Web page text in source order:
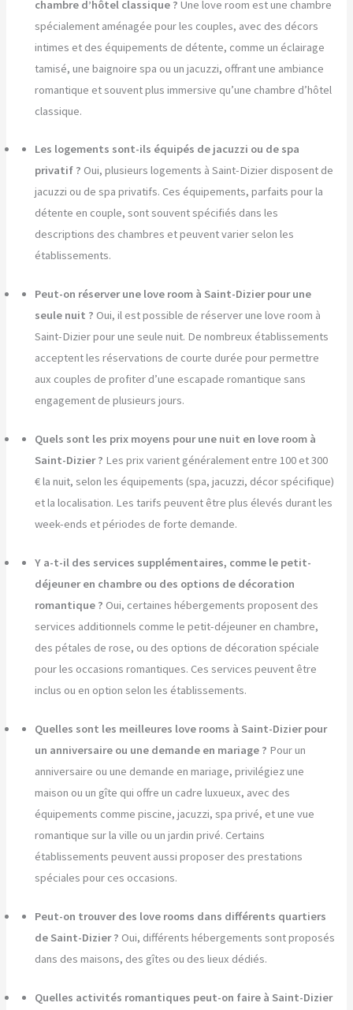
chambre d’hôtel classique ? Une love room est une chambre
spécialement aménagée pour les couples, avec des décors
intimes et des équipements de détente, comme un éclairage
tamisé, une baignoire spa ou un jacuzzi, offrant une ambiance
romantique et souvent plus immersive qu’une chambre d’hôtel
classique.
Les logements sont-ils équipés de jacuzzi ou de spa
privatif ? Oui, plusieurs logements à Saint-Dizier disposent de
jacuzzi ou de spa privatifs. Ces équipements, parfaits pour la
détente en couple, sont souvent spécifiés dans les
descriptions des chambres et peuvent varier selon les
établissements.
Peut-on réserver une love room à Saint-Dizier pour une
seule nuit ? Oui, il est possible de réserver une love room à
Saint-Dizier pour une seule nuit. De nombreux établissements
acceptent les réservations de courte durée pour permettre
aux couples de profiter d’une escapade romantique sans
engagement de plusieurs jours.
Quels sont les prix moyens pour une nuit en love room à
Saint-Dizier ? Les prix varient généralement entre 100 et 300
€ la nuit, selon les équipements (spa, jacuzzi, décor spécifique)
et la localisation. Les tarifs peuvent être plus élevés durant les
week-ends et périodes de forte demande.
Y a-t-il des services supplémentaires, comme le petit-
déjeuner en chambre ou des options de décoration
romantique ? Oui, certaines hébergements proposent des
services additionnels comme le petit-déjeuner en chambre,
des pétales de rose, ou des options de décoration spéciale
pour les occasions romantiques. Ces services peuvent être
inclus ou en option selon les établissements.
Quelles sont les meilleures love rooms à Saint-Dizier pour
un anniversaire ou une demande en mariage ? Pour un
anniversaire ou une demande en mariage, privilégiez une
maison ou un gîte qui offre un cadre luxueux, avec des
équipements comme piscine, jacuzzi, spa privé, et une vue
romantique sur la ville ou un jardin privé. Certains
établissements peuvent aussi proposer des prestations
spéciales pour ces occasions.
Peut-on trouver des love rooms dans différents quartiers
de Saint-Dizier ? Oui, différents hébergements sont proposés
dans des maisons, des gîtes ou des lieux dédiés.
Quelles activités romantiques peut-on faire à Saint-Dizier